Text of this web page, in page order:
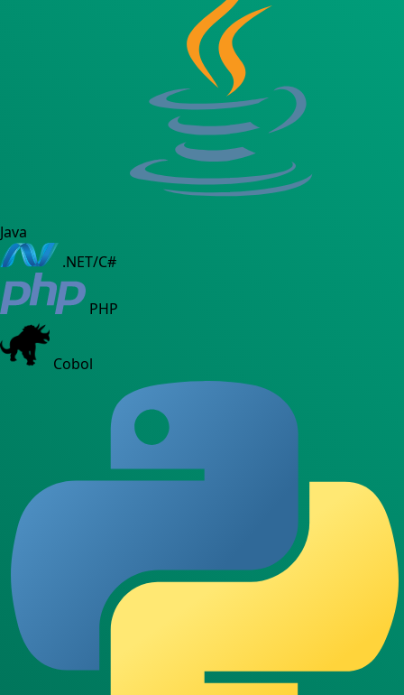
Java
.NET/C#
PHP
Cobol